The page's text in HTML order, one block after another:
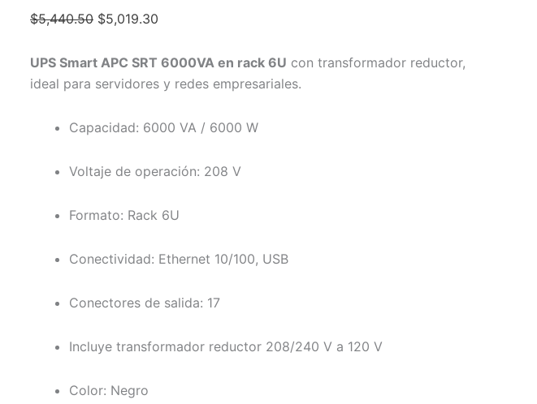
$5,440.50 $5,019.30
UPS Smart APC SRT 6000VA en rack 6U con transformador reductor,
ideal para servidores y redes empresariales.
Capacidad: 6000 VA / 6000 W
Voltaje de operación: 208 V
Formato: Rack 6U
Conectividad: Ethernet 10/100, USB
Conectores de salida: 17
Incluye transformador reductor 208/240 V a 120 V
Color: Negro